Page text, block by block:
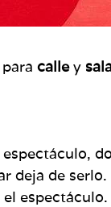
calley
deja de
espectáculo.